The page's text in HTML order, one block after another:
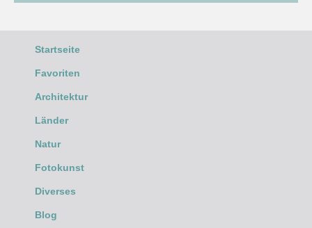
Startseite
Favoriten
Architektur
Länder
Natur
Fotokunst
Diverses
Blog